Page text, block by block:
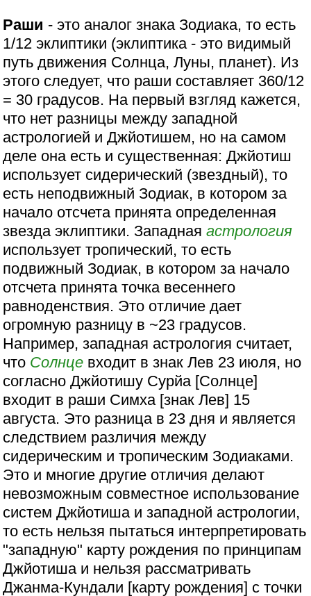
Раши - это аналог знака Зодиака, то есть
1/12 эклиптики (эклиптика - это видимый
путь движения Солнца, Луны, планет). Из
этого следует, что раши составляет 360/12
= 30 градусов. На первый взгляд кажется,
что нет разницы между западной
астрологией и Джйотишем, но на самом
деле она есть и существенная: Джйотиш
использует сидерический (звездный), то
есть неподвижный Зодиак, в котором за
начало отсчета принята определенная
звезда эклиптики. Западнаяастрология
использует тропический, то есть
подвижный Зодиак, в котором за начало
отсчета принята точка весеннего
равноденствия. Это отличие дает
огромную разницу в ~23 градусов.
Например, западная астрология считает,
что Солнце входит в знак Лев 23 июля, но
согласно Джйотишу Сурйа [Солнце]
входит в раши Симха [знак Лев] 15
августа. Это разница в 23 дня и является
следствием различия между
сидерическим и тропическим Зодиаками.
Это и многие другие отличия делают
невозможным совместное использование
систем Джйотиша и западной астрологии,
то есть нельзя пытаться интерпретировать
"западную" карту рождения по принципам
Джйотиша и нельзя рассматривать
Джанма-Кундали [карту рождения] с точки